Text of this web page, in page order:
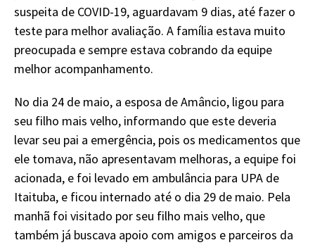
suspeita de COVID-19, aguardavam 9 dias, até fazer o
teste para melhor avaliação. A família estava muito
preocupada e sempre estava cobrando da equipe
melhor acompanhamento.
No dia 24 de maio, a esposa de Amâncio, ligou para
seu filho mais velho, informando que este deveria
levar seu pai a emergência, pois os medicamentos que
ele tomava, não apresentavam melhoras, a equipe foi
acionada, e foi levado em ambulância para UPA de
Itaituba, e ficou internado até o dia 29 de maio. Pela
manhã foi visitado por seu filho mais velho, que
também já buscava apoio com amigos e parceiros da